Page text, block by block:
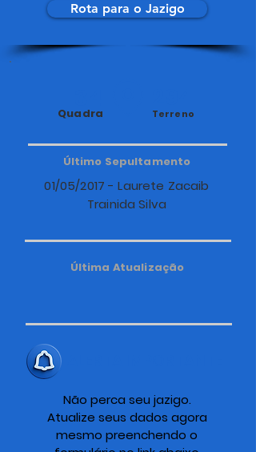
Rota para o Jazigo
Quadra Terreno
Último Sepultamento
01/05/2017 - Laurete Zacaib
Trainida Silva
Última Atualização
Não perca seu jazigo.
Atualize seus dados agora
mesmo preenchendo o